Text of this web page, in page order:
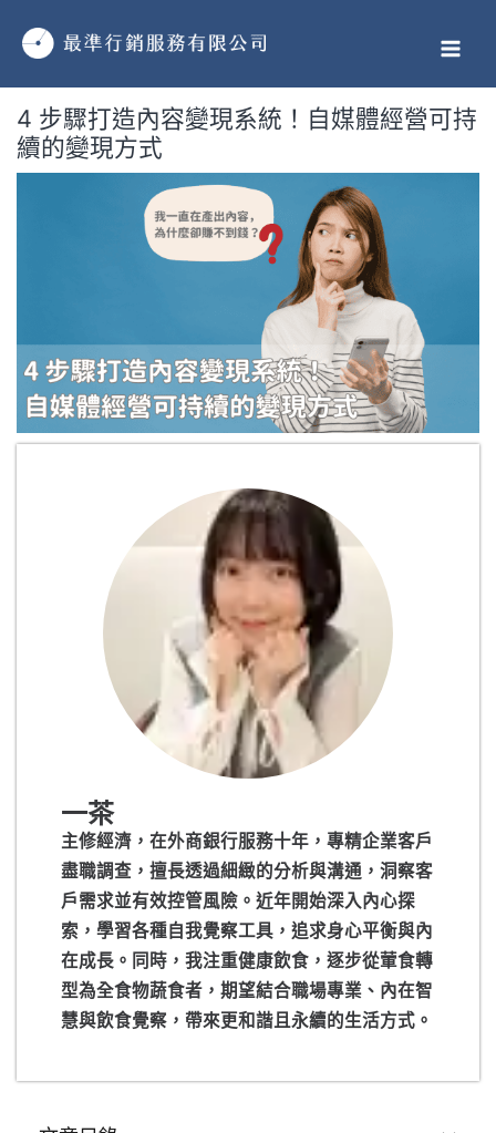
4 步驟打造內容變現系統！自媒體經營可持
續的變現方式
一茶
主修經濟，在外商銀行服務十年，專精企業客戶
盡職調查，擅長透過細緻的分析與溝通，洞察客
戶需求並有效控管風險。近年開始深入內心探
索，學習各種自我覺察工具，追求身心平衡與內
在成長。同時，我注重健康飲食，逐步從葷食轉
型為全食物蔬食者，期望結合職場專業、內在智
慧與飲食覺察，帶來更和諧且永續的生活方式。